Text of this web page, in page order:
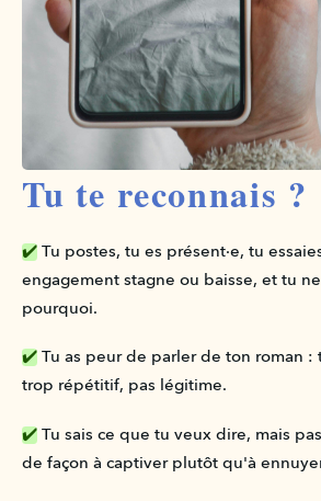
Tu te reconnais ?
✔️ Tu postes, tu es présent·e, tu
engagement stagne ou baisse, et tu
pourquoi.
✔️ Tu as peur de parler de ton roman :
trop répétitif, pas légitime.
✔️ Tu sais ce que tu veux dire, mais
de façon à captiver plutôt qu'à